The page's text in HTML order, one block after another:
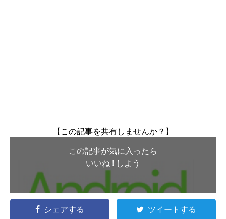
【この記事を共有しませんか？】
この記事が気に入ったら
いいね ! しよう
シェアする ツイートする